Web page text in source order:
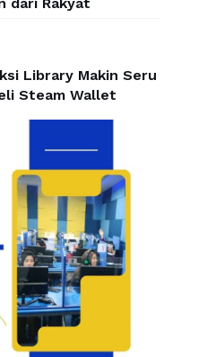
Library Makin Seru
Steam Wallet